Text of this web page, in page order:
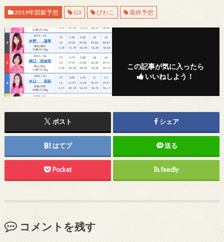
2019年競艇予想 G3 びわこ 最終予想
この記事が気に入ったら
いいねしよう！
ポスト シェア
はてブ 送る
Pocket feedly
コメントを残す